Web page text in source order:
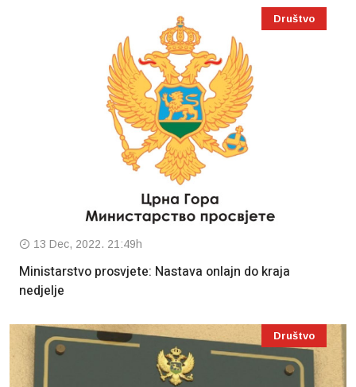
Društvo
13 Dec, 2022. 21:49h
Ministarstvo prosvjete: Nastava onlajn do kraja
nedjelje
Društvo